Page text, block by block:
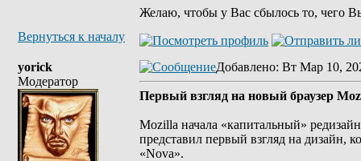
Желаю, чтобы у Вас сбылось то, чего
Вернуться к началу
yorick
Модератор
Добавлено: Вт Мар 10,
Первый взгляд на новый браузер
Mozilla начала «капитальный»
представил первый взгляд на дизайн,
«Nova».